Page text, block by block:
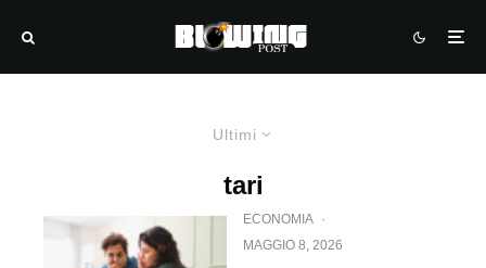
Ultimi
tari
ECONOMIA ·
MAGGIO 8, 2026